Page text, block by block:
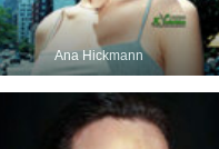
Ana Hickmann